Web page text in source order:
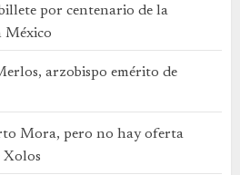
por centenario de la
México
arzobispo emérito de
Mora, pero no hay oferta
Xolos